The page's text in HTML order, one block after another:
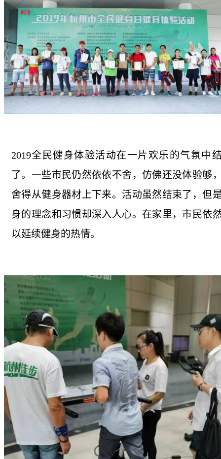
2019全民健身体验活动在一片欢乐的气氛中
了。一些市民仍然依依不舍，仿佛还没体验够
舍得从健身器材上下来。活动虽然结束了，但
身的理念和习惯却深入人心。在家里，市民依
以延续健身的热情。